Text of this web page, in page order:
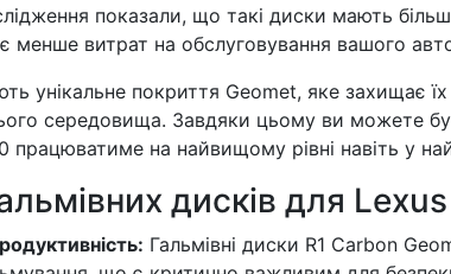
показали, що такі диски мають
менше витрат на обслуговування вашого
унікальне покриття Geomet, яке захищає їх
середовища. Завдяки цьому ви можете
працюватиме на найвищому рівні навіть у
дисків для
Гальмівні диски R1 Carbon